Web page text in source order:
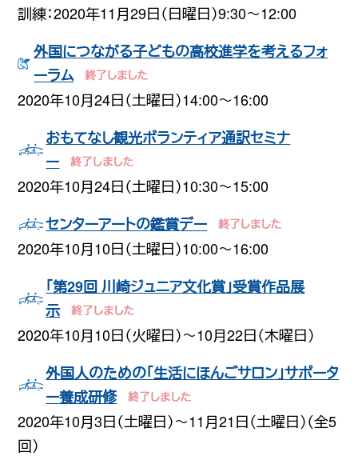
訓練：2020年11月29日（日曜日）9:30〜12:00
外国につながる子どもの高校進学を考えるフォ
ーラム
2020年10月24日（土曜日）14:00〜16:00
おもてなし観光ボランティア通訳セミナ
ー
2020年10月24日（土曜日）10:30〜15:00
センターアートの鑑賞デー
2020年10月10日（土曜日）10:00〜16:00
「第29回 川崎ジュニア文化賞」受賞作品展
示
2020年10月10日（火曜日）〜10月22日（木曜日）
外国人のための「生活にほんごサロン」サポータ
ー養成研修
2020年10月3日（土曜日）〜11月21日（土曜日）（全5
回）